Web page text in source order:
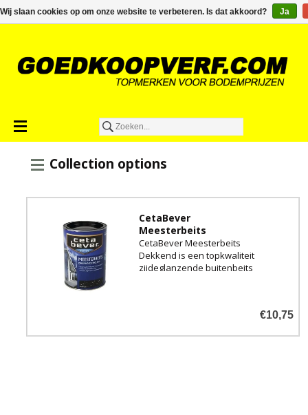
€0,00
Collection options
CetaBever
Meesterbeits
CetaBever Meesterbeits
Dekkend is een topkwaliteit
zijdeglanzende buitenbeits
€10,75
Wij slaan cookies op om onze website te verbeteren. Is dat akkoord? Ja